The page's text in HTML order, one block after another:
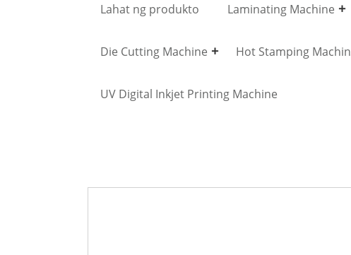
Lahat ng produkto Laminating Machine
Die Cutting Machine Hot Stamping
UV Digital Inkjet Printing Machine